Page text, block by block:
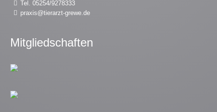
Tel. 05254/9278333
praxis@tierarzt-grewe.de
Mitgliedschaften